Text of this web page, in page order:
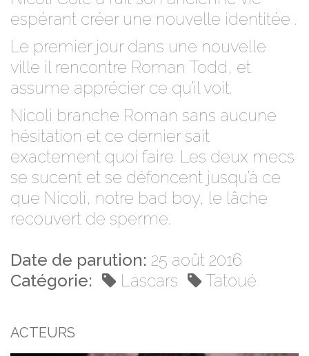
espérant créer une nouvelle identitée .
Le premier jour dans une nouvelle
ville il rencontre Roman Todd, et
assume apprécier ce qu’il voit.
Nicoli branche Roman sans aucune
hésitation et ce dernier sait
exactement quoi faire. Les deux mecs
se sucent et se défoncent jusqu’à ce
que Nicoli, notre bad boy, le lâche
recouvert de sperme.
Date de parution: 25 août 2016
Catégorie:
Lascars Tatoué
ACTEURS